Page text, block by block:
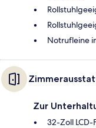
Notrufleine
Zur
32-Zoll LCD-